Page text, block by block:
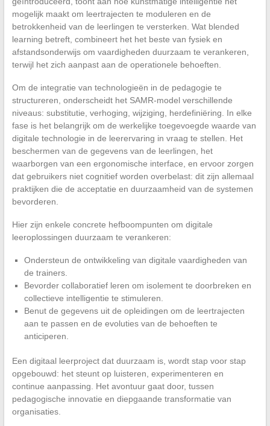
mogelijk maakt om leertrajecten te moduleren en de
betrokkenheid van de leerlingen te versterken. Wat blended
learning betreft, combineert het het beste van fysiek en
afstandsonderwijs om vaardigheden duurzaam te verankeren,
terwijl het zich aanpast aan de operationele behoeften.
Om de integratie van technologieën in de pedagogie te
structureren, onderscheidt het SAMR-model verschillende
niveaus: substitutie, verhoging, wijziging, herdefiniëring. In elke
fase is het belangrijk om de werkelijke toegevoegde waarde van
digitale technologie in de leerervaring in vraag te stellen. Het
beschermen van de gegevens van de leerlingen, het
waarborgen van een ergonomische interface, en ervoor zorgen
dat gebruikers niet cognitief worden overbelast: dit zijn allemaal
praktijken die de acceptatie en duurzaamheid van de systemen
bevorderen.
Hier zijn enkele concrete hefboompunten om digitale
leeroplossingen duurzaam te verankeren:
Ondersteun de ontwikkeling van digitale vaardigheden van
de trainers.
Bevorder collaboratief leren om isolement te doorbreken en
collectieve intelligentie te stimuleren.
Benut de gegevens uit de opleidingen om de leertrajecten
aan te passen en de evoluties van de behoeften te
anticiperen.
Een digitaal leerproject dat duurzaam is, wordt stap voor stap
opgebouwd: het steunt op luisteren, experimenteren en
continue aanpassing. Het avontuur gaat door, tussen
pedagogische innovatie en diepgaande transformatie van
organisaties.